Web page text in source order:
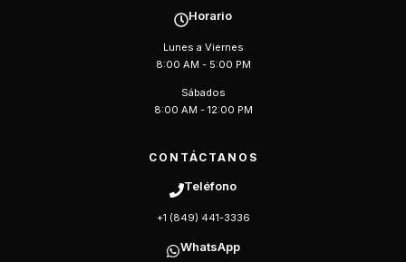
Horario
Lunes a Viernes
8:00 AM - 5:00 PM
Sábados
8:00 AM - 12:00 PM
CONTÁCTANOS
Teléfono
+1 (849) 441-3336
WhatsApp